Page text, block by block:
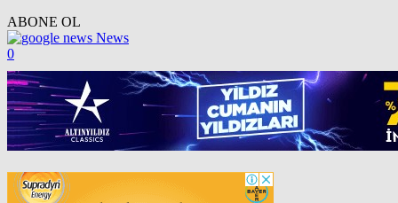
ABONE OL
News
0